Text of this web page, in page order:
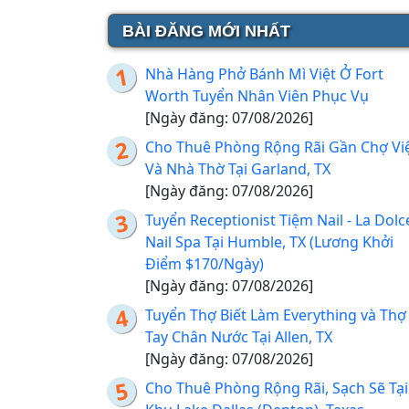
BÀI ĐĂNG MỚI NHẤT
Nhà Hàng Phở Bánh Mì Việt Ở Fort
Worth Tuyển Nhân Viên Phục Vụ
[Ngày đăng: 07/08/2026]
Cho Thuê Phòng Rộng Rãi Gần Chợ
Và Nhà Thờ Tại Garland, TX
[Ngày đăng: 07/08/2026]
Tuyển Receptionist Tiệm Nail - La
Nail Spa Tại Humble, TX (Lương Khởi
Điểm $170/Ngày)
[Ngày đăng: 07/08/2026]
Tuyển Thợ Biết Làm Everything và Thợ
Tay Chân Nước Tại Allen, TX
[Ngày đăng: 07/08/2026]
Cho Thuê Phòng Rộng Rãi, Sạch Sẽ Tại